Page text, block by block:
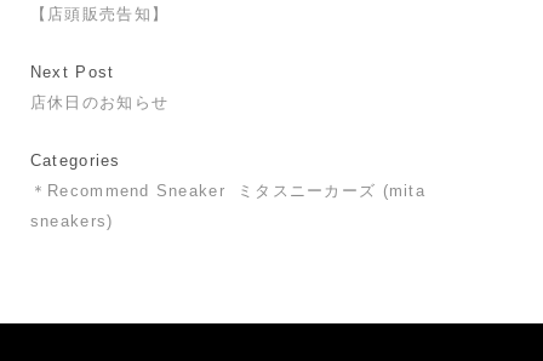
【店頭販売告知】
Next Post
店休日のお知らせ
Categories
＊Recommend Sneaker
ミタスニーカーズ (mita
sneakers)